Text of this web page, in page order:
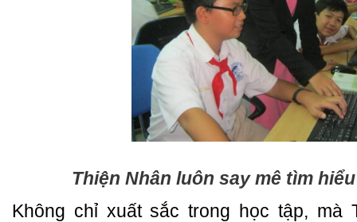
Thiện Nhân luôn say mê tìm
Không chỉ xuất sắc trong học tập, mà